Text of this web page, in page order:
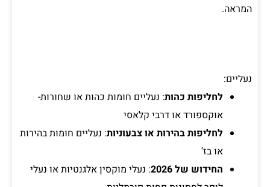
המראה.
נעליים:
לחליפות כהות: נעליים חומות כהות או שחורות-
אוקספורד או דרבי קלאסי
לחליפות בהירות או צבעוניות: נעליים חומות בהירות
או בז'
החידוש של 2026
: נעלי מוקסין אלגנטיות או נעלי